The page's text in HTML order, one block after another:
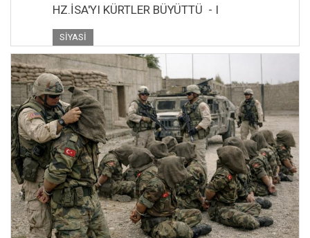
HZ.İSA'YI KÜRTLER BÜYÜTTÜ - I
SIYASI